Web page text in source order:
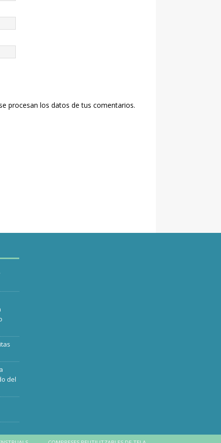
procesan los datos de tus comentarios.
del